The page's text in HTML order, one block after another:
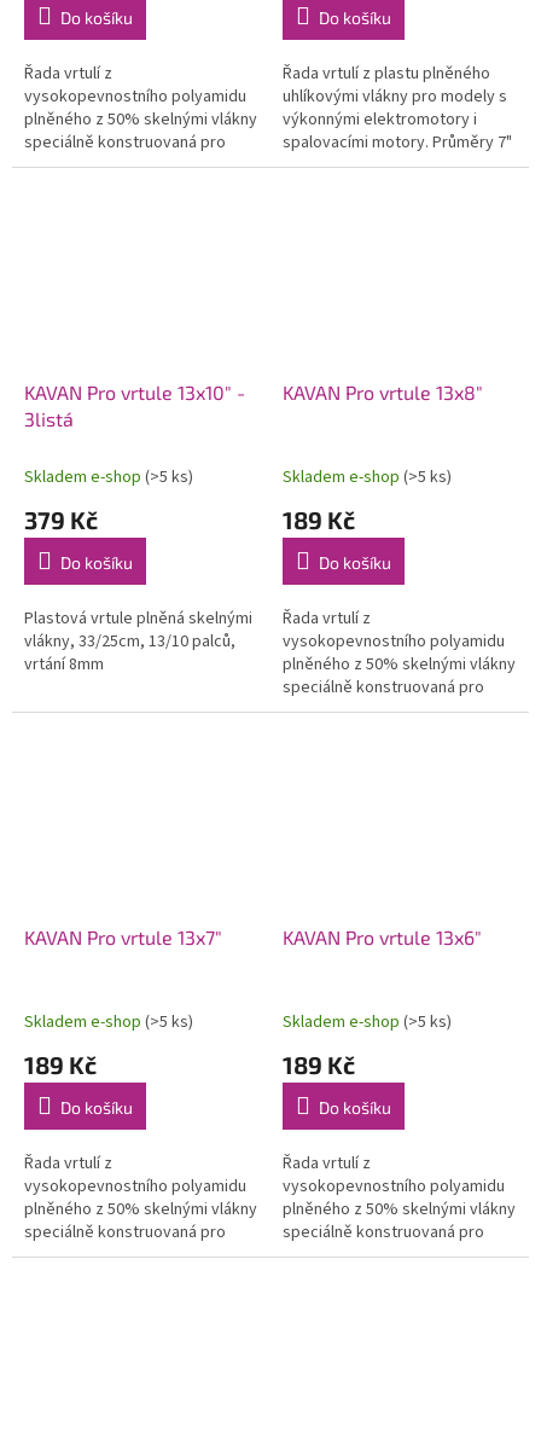
Do košíku
Řada vrtulí z
vysokopevnostního polyamidu
plněného z 50% skelnými vlákny
speciálně konstruovaná pro
modely se spalovacími motory.
Do košíku
Řada vrtulí z plastu plněného
uhlíkovými vlákny pro modely s
výkonnými elektromotory i
spalovacími motory. Průměry 7"
až 14".
KAVAN Pro vrtule 13x10" -
3listá
Skladem e-shop (>5 ks)
379 Kč
Do košíku
Plastová vrtule plněná skelnými
vlákny, 33/25cm, 13/10 palců,
vrtání 8mm
KAVAN Pro vrtule 13x8"
Skladem e-shop (>5 ks)
189 Kč
Do košíku
Řada vrtulí z
vysokopevnostního polyamidu
plněného z 50% skelnými vlákny
speciálně konstruovaná pro
modely se spalovacími motory.
KAVAN Pro vrtule 13x7"
Skladem e-shop (>5 ks)
189 Kč
Do košíku
Řada vrtulí z
vysokopevnostního polyamidu
plněného z 50% skelnými vlákny
speciálně konstruovaná pro
modely se spalovacími motory.
KAVAN Pro vrtule 13x6"
Skladem e-shop (>5 ks)
189 Kč
Do košíku
Řada vrtulí z
vysokopevnostního polyamidu
plněného z 50% skelnými vlákny
speciálně konstruovaná pro
modely se spalovacími motory.